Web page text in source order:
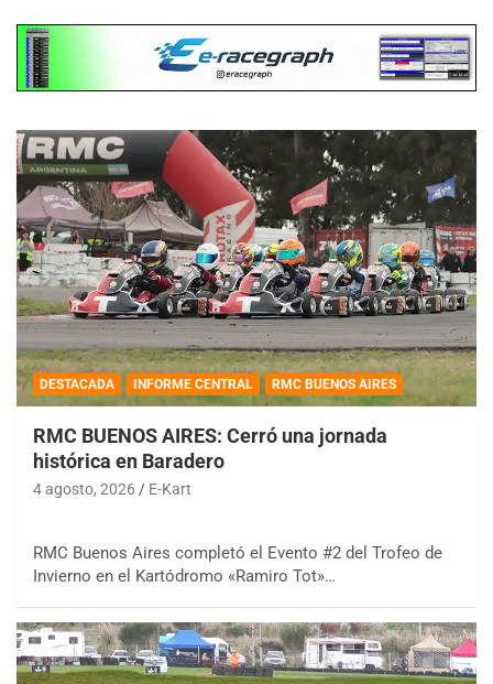
DESTACADA INFORME CENTRAL RMC BUENOS AIRES
RMC BUENOS AIRES: Cerró una jornada
histórica en Baradero
4 agosto, 2026 E-Kart
RMC Buenos Aires completó el Evento #2 del Trofeo de
Invierno en el Kartódromo «Ramiro Tot»…